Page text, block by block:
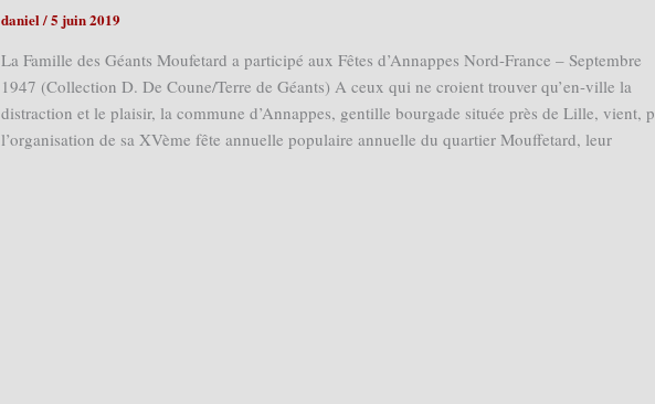
daniel/5 juin 2019
La Famille des Géants Moufetard a participé aux Fêtes d’Annappes Nord-France – Septembre
1947 (Collection D. De Coune/Terre de Géants) A ceux qui ne croient trouver qu’en-ville la
distraction et le plaisir, la commune d’Annappes, gentille bourgade située près de Lille, vient,
l’organisation de sa XVème fête annuelle populaire annuelle du quartier Mouffetard, leur